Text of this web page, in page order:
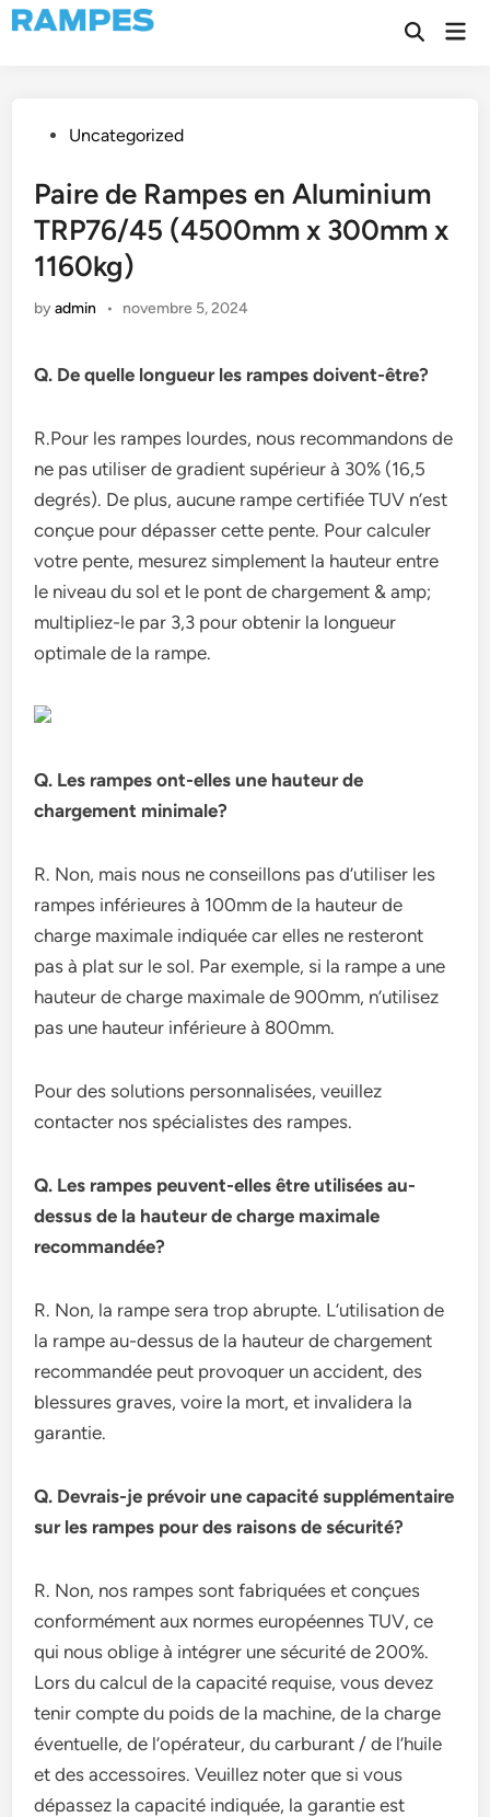
Skip
to
Open
PostedUncategorized
Paire de Rampes en Aluminium
TRP76/45 (4500mm x 300mm x
1160kg)
byadmin • novembre 5, 2024
Q. De quelle longueur les rampes doivent-être?
R.Pour les rampes lourdes, nous recommandons de
ne pas utiliser de gradient supérieur à 30% (16,5
degrés). De plus, aucune rampe certifiée TUV n’est
conçue pour dépasser cette pente. Pour calculer
votre pente, mesurez simplement la hauteur entre
le niveau du sol et le pont de chargement & amp;
multipliez-le par 3,3 pour obtenir la longueur
optimale de la rampe.
Q. Les rampes ont-elles une hauteur de
chargement minimale?
R. Non, mais nous ne conseillons pas d’utiliser les
rampes inférieures à 100mm de la hauteur de
charge maximale indiquée car elles ne resteront
pas à plat sur le sol. Par exemple, si la rampe a une
hauteur de charge maximale de 900mm, n’utilisez
pas une hauteur inférieure à 800mm.
Pour des solutions personnalisées, veuillez
contacter nos spécialistes des rampes.
Q. Les rampes peuvent-elles être utilisées au-
dessus de la hauteur de charge maximale
recommandée?
R. Non, la rampe sera trop abrupte. L’utilisation de
la rampe au-dessus de la hauteur de chargement
recommandée peut provoquer un accident, des
blessures graves, voire la mort, et invalidera la
garantie.
Q. Devrais-je prévoir une capacité supplémentaire
sur les rampes pour des raisons de sécurité?
R. Non, nos rampes sont fabriquées et conçues
conformément aux normes européennes TUV, ce
qui nous oblige à intégrer une sécurité de 200%.
Lors du calcul de la capacité requise, vous devez
tenir compte du poids de la machine, de la charge
éventuelle, de l’opérateur, du carburant / de l’huile
et des accessoires. Veuillez noter que si vous
dépassez la capacité indiquée, la garantie est